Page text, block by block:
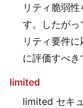
リティ脆弱
す。したがっ
リティ要件
に評価すべき
limited
limited セキ